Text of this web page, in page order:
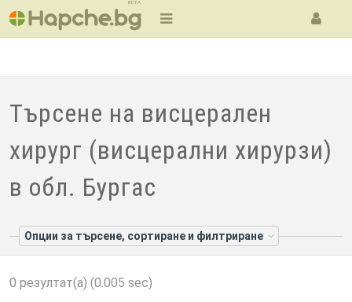
BETA
Търсене на висцерален
хирург (висцерални хирурзи)
в обл. Бургас
Опции за търсене, сортиране и филтриране
0 резултат(а) (0.005 sec)